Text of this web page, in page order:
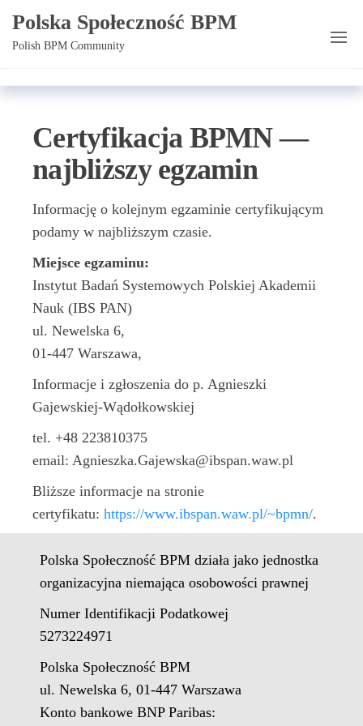
Przejdź
doPolska Społeczność BPM
Polish BPM Community
Certyfikacja BPMN —
najbliższy egzamin
Informację o kolejnym egzaminie certyfikującym
podamy w najbliższym czasie.
Miejsce egzaminu:
Instytut Badań Systemowych Polskiej Akademii
Nauk (IBS PAN)
ul. Newelska 6,
01-447 Warszawa,
Informacje i zgłoszenia do p. Agnieszki
Gajewskiej-Wądołkowskiej
tel. +48 223810375
email: Agnieszka.Gajewska@ibspan.waw.pl
Bliższe informacje na stronie
certyfikatu: https://www.ibspan.waw.pl/~bpmn/.
Polska Społeczność BPM działa jako jednostka
organizacyjna niemająca osobowości prawnej
Numer Identifikacji Podatkowej
5273224971
Polska Społeczność BPM
ul. Newelska 6, 01-447 Warszawa
Konto bankowe BNP Paribas: